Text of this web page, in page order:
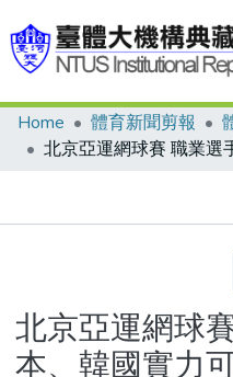
Communities & Collections
Statistics
Home 體育新聞剪報
北京亞運網球
本、韓國實力